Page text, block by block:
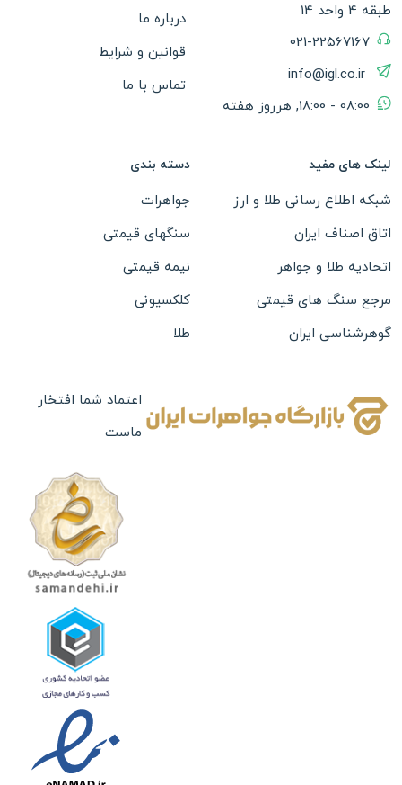
طبقه 4 واحد 14
021-22567167
info@igl.co.ir
08:00 - 18:00, هرروز هفته
درباره ما
قوانین و شرایط
تماس با ما
لینک های مفید
شبکه اطلاع رسانی طلا و ارز
اتاق اصناف ایران
اتحادیه طلا و جواهر
مرجع سنگ های قیمتی
گوهرشناسی ایران
دسته بندی
جواهرات
سنگهای قیمتی
نیمه قیمتی
کلکسیونی
طلا
ساعت
جعبه جواهرات
اعتماد شما افتخار
ماست